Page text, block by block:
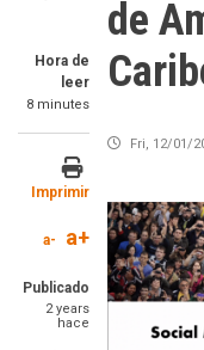
Hora de
leer
8 minutes
Imprimir
a- a+
Publicado
2 years
hace
de
Fri, 12/01/
Image